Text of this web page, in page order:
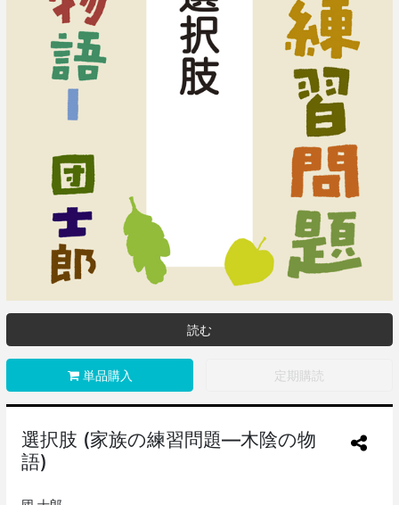
読む
単品購入 定期購読
選択肢 (家族の練習問題―木陰の物
語)